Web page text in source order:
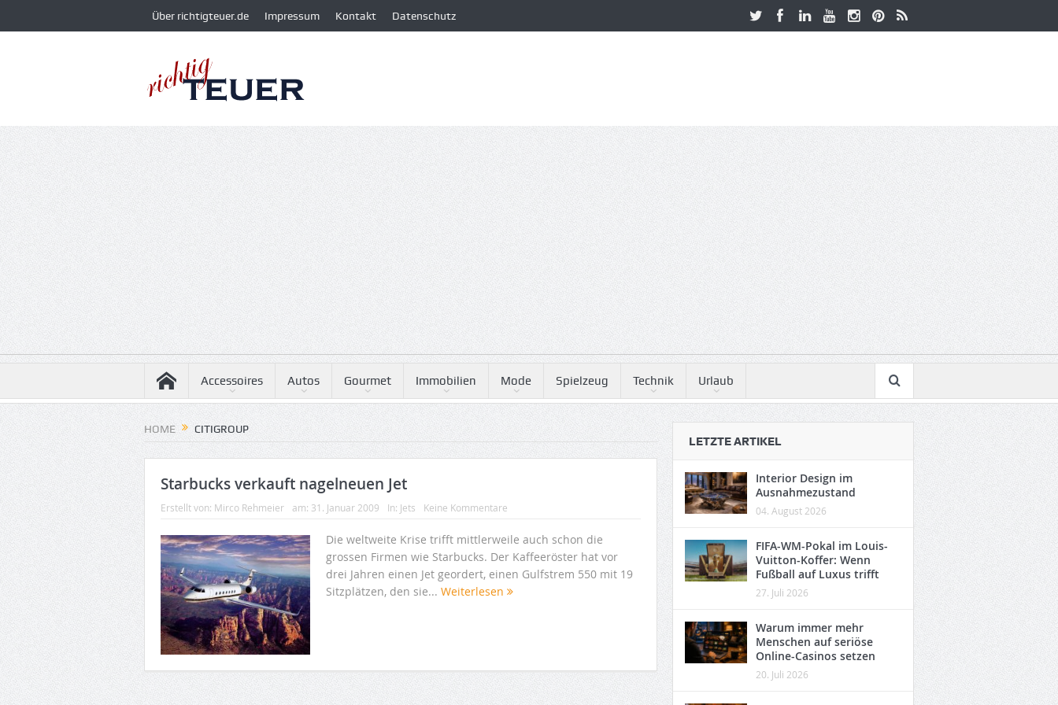
Über richtigteuer.de Impressum Kontakt Datenschutz
Accessoires Autos Gourmet Immobilien Mode Spielzeug Technik Urlaub
HOME CITIGROUP
Starbucks verkauft nagelneuen Jet
Erstellt von: Mirco Rehmeier am: 31. Januar 2009 In: Jets Keine Kommentare
Die weltweite Krise trifft mittlerweile auch schon die
grossen Firmen wie Starbucks. Der Kaffeeröster hat vor
drei Jahren einen Jet geordert, einen Gulfstrem 550 mit 19
Sitzplätzen, den sie... Weiterlesen
LETZTE ARTIKEL
Interior Design im
Ausnahmezustand
04. August 2026
FIFA-WM-Pokal im Louis-
Vuitton-Koffer: Wenn
Fußball auf Luxus trifft
27. Juli 2026
Warum immer mehr
Menschen auf seriöse
Online-Casinos setzen
20. Juli 2026